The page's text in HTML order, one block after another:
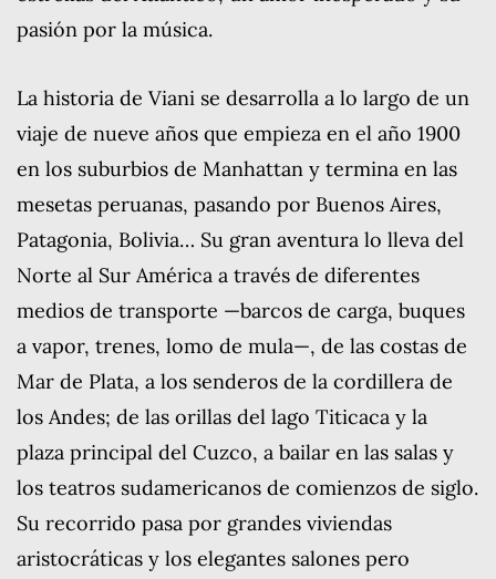
pasión por la música.
La historia de Viani se desarrolla a lo largo de un
viaje de nueve años que empieza en el año 1900
en los suburbios de Manhattan y termina en las
mesetas peruanas, pasando por Buenos Aires,
Patagonia, Bolivia… Su gran aventura lo lleva del
Norte al Sur América a través de diferentes
medios de transporte —barcos de carga, buques
a vapor, trenes, lomo de mula—, de las costas de
Mar de Plata, a los senderos de la cordillera de
los Andes; de las orillas del lago Titicaca y la
plaza principal del Cuzco, a bailar en las salas y
los teatros sudamericanos de comienzos de siglo.
Su recorrido pasa por grandes viviendas
aristocráticas y los elegantes salones pero